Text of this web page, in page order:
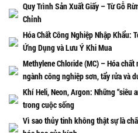
Quy Trình Sản Xuất Giấy – Từ Gỗ
Chỉnh
Hóa Chất Công Nghiệp Nhập Khẩu:
Ứng Dụng và Lưu Ý Khi Mua
Methylene Chloride (MC) – Hóa chất
ngành công nghiệp sơn, tẩy rửa và
Khí Heli, Neon, Argon: Những “siêu
trong cuộc sống
Vì sao thủy tinh không thật sự là